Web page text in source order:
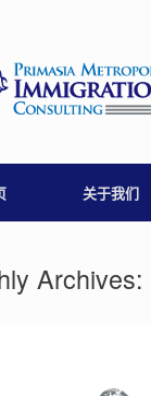
关于我们
Archives: